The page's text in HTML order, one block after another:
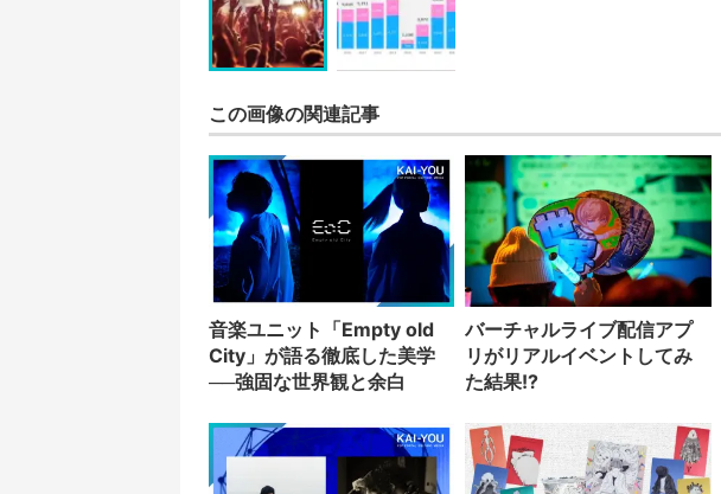
この画像の関連記事
音楽ユニット「Empty old
City」が語る徹底した美学
──強固な世界観と余白
バーチャルライブ配信アプ
リがリアルイベントしてみ
た結果!?